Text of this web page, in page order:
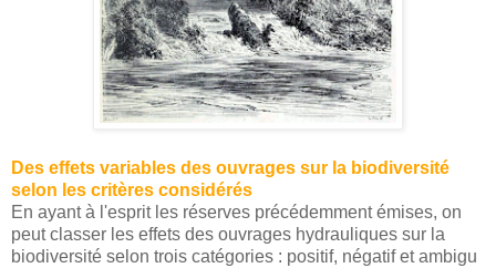
Des effets variables des ouvrages sur la biodiversité
selon les critères considérés
En ayant à l'esprit les réserves précédemment émises, on
peut classer les effets des ouvrages hydrauliques sur la
biodiversité selon trois catégories : positif, négatif et ambigu